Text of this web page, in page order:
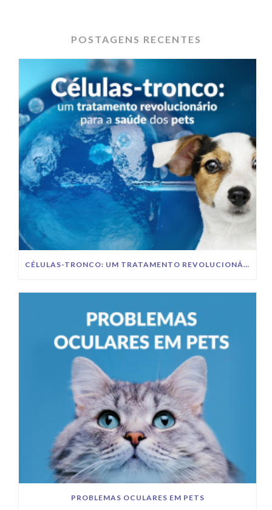
POSTAGENS RECENTES
CÉLULAS-TRONCO: UM TRATAMENTO REVOLUCIONÁRIO PARA A SAÚDE DOS PETS
PROBLEMAS OCULARES EM PETS